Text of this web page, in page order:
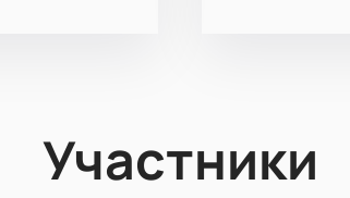
Участники